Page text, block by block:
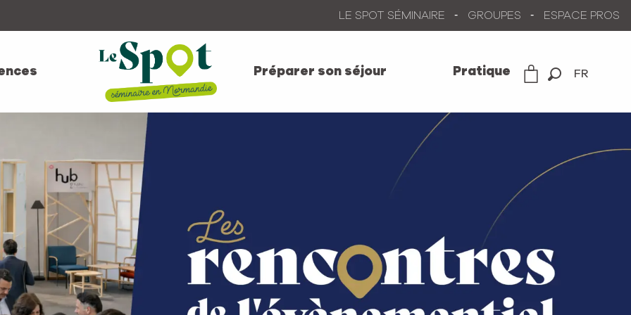
FR
LE SPOT SÉMINAIRE GROUPES ESPACE PROS
Préparer son séjour Pratique